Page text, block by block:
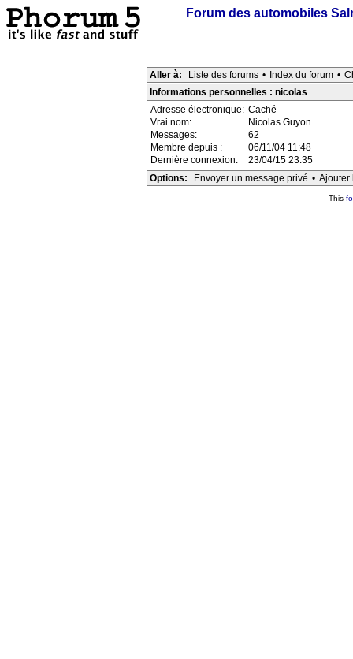
Forum des automobiles
Aller à: Liste des forums • Index du forum •
Informations personnelles : nicolas
Adresse électronique: Caché
Vrai nom:
Nicolas Guyon
Messages:
62
Membre depuis :
06/11/04 11:48
Dernière connexion:
23/04/15 23:35
Options:
Envoyer un message privé • Ajouter
This